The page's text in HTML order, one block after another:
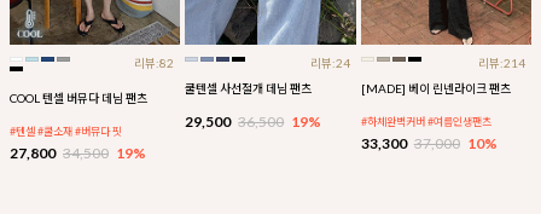
리뷰:82
COOL 텐셀 버뮤다 데님 팬츠
#텐셀 #쿨소재 #버뮤다 핏
27,800 34,500 19%
리뷰:24
쿨텐셀 사선절개 데님 팬츠
29,500 36,500 19%
리뷰:214
[MADE] 베이 린넨라이크 팬츠
#하체완벽커버 #여름인생팬츠
33,300 37,000 10%